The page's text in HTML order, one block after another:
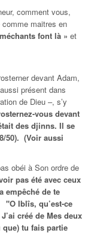
comment vous,
maitres en
font là » et
devant Adam,
présent dans
de Dieu –, s’y
vous devant
des djinns. Il se
50). (Voir aussi
obéi à Son ordre de
pas été avec ceux
empêché de te
"O Iblîs, qu’est-ce
créé de Mes deux
tu fais partie